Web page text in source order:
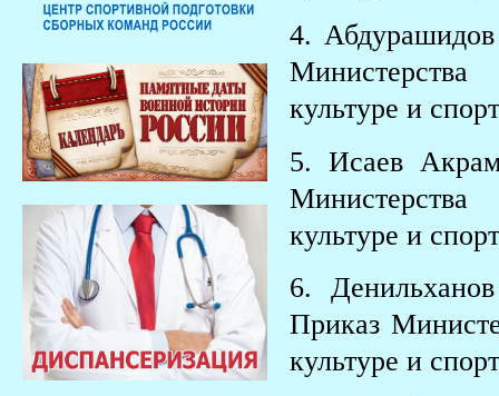
4.
культуре и
5. Исаев
культуре и
6.
Приказ
культуре и